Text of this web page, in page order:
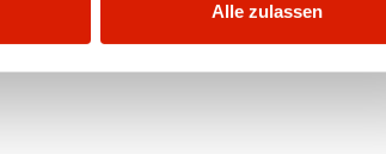
Alle zulassen